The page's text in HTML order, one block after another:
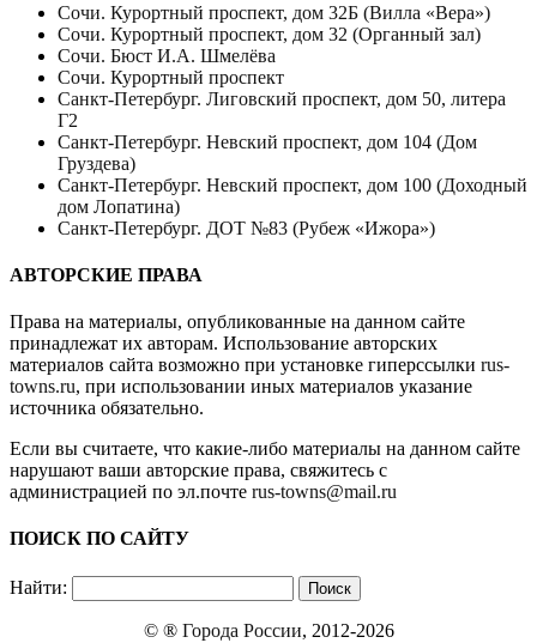
Сочи. Курортный проспект, дом 32Б (Вилла «Вера»)
Сочи. Курортный проспект, дом 32 (Органный зал)
Сочи. Бюст И.А. Шмелёва
Сочи. Курортный проспект
Санкт-Петербург. Лиговский проспект, дом 50, литера
Г2
Санкт-Петербург. Невский проспект, дом 104 (Дом
Груздева)
Санкт-Петербург. Невский проспект, дом 100 (Доходный
дом Лопатина)
Санкт-Петербург. ДОТ №83 (Рубеж «Ижора»)
АВТОРСКИЕ ПРАВА
Права на материалы, опубликованные на данном сайте
принадлежат их авторам. Использование авторских
материалов сайта возможно при установке гиперссылки rus-
towns.ru, при использовании иных материалов указание
источника обязательно.
Если вы считаете, что какие-либо материалы на данном сайте
нарушают ваши авторские права, свяжитесь с
администрацией по эл.почте rus-towns@mail.ru
ПОИСК ПО САЙТУ
Найти:
© ® Города России, 2012-2026